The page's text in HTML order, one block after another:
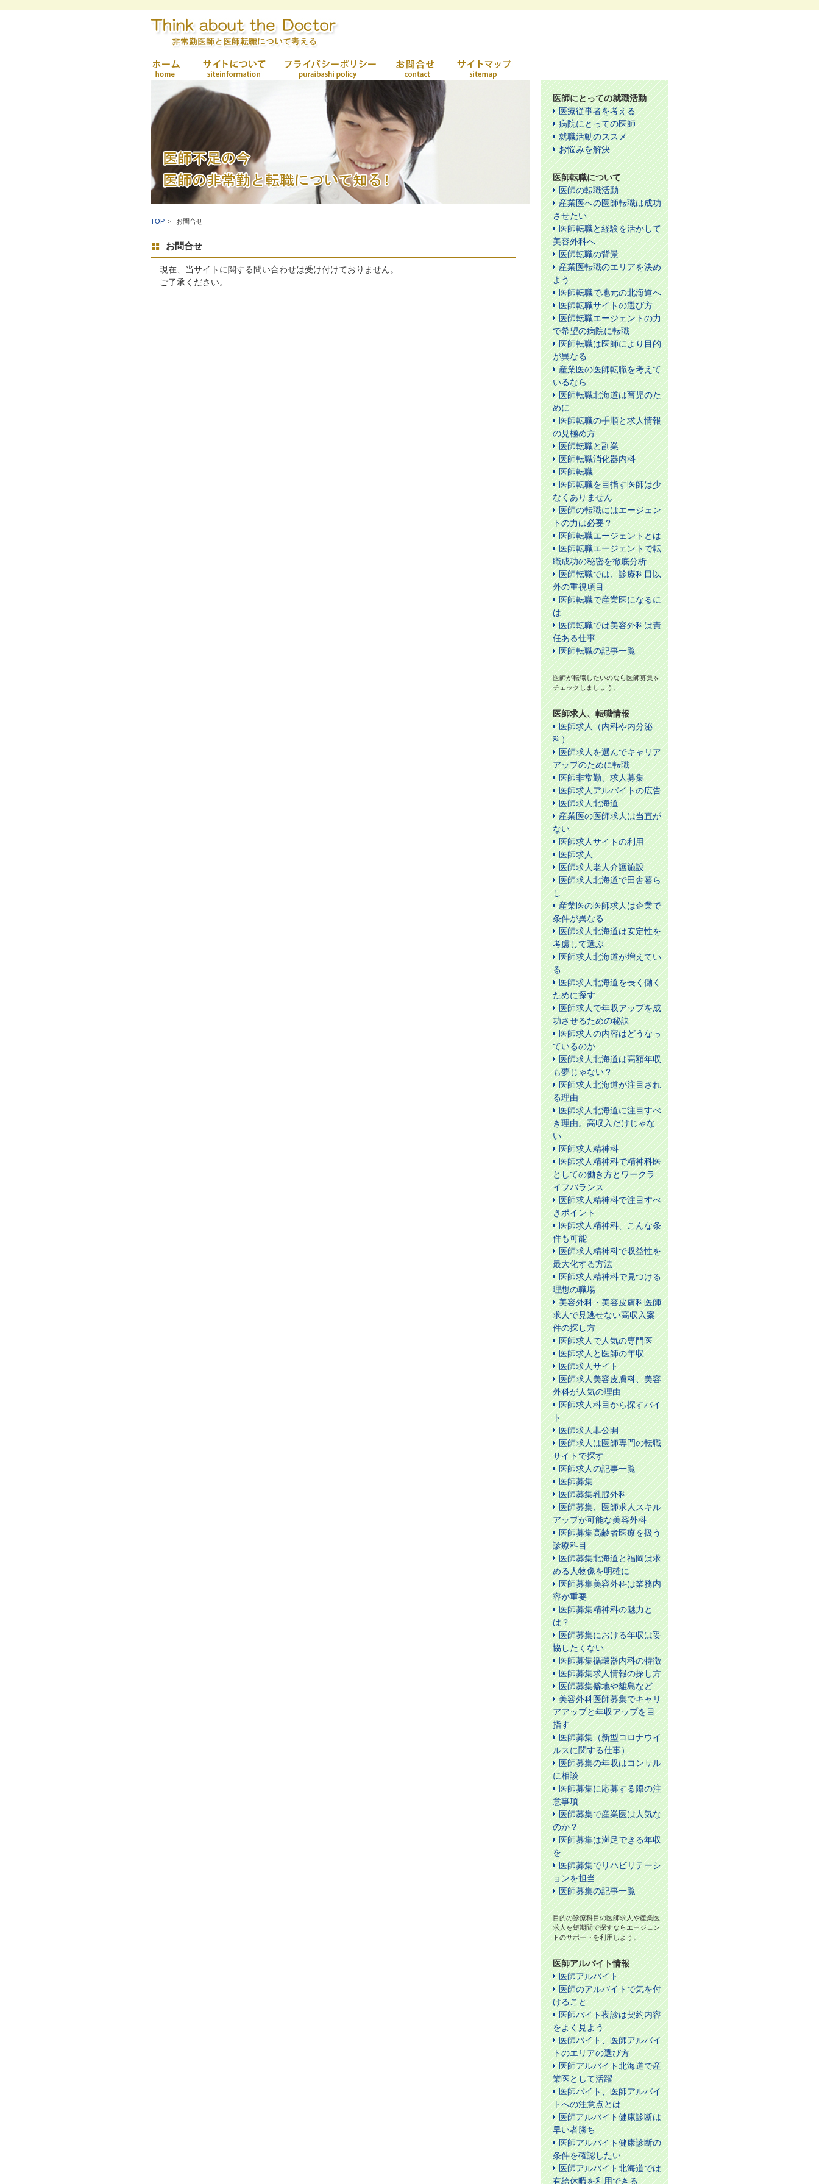
TOP お問合せ
お問合せ
現在、当サイトに関する問い合わせは受け付けておりません。
ご了承ください。
医師にとっての就職活動
医療従事者を考える
病院にとっての医師
就職活動のススメ
お悩みを解決
医師転職について
医師の転職活動
産業医への医師転職は成功
させたい
医師転職と経験を活かして
美容外科へ
医師転職の背景
産業医転職のエリアを決め
よう
医師転職で地元の北海道へ
医師転職サイトの選び方
医師転職エージェントの力
で希望の病院に転職
医師転職は医師により目的
が異なる
産業医の医師転職を考えて
いるなら
医師転職北海道は育児のた
めに
医師転職の手順と求人情報
の見極め方
医師転職と副業
医師転職消化器内科
医師転職
医師転職を目指す医師は少
なくありません
医師の転職にはエージェン
トの力は必要？
医師転職エージェントとは
医師転職エージェントで転
職成功の秘密を徹底分析
医師転職では、診療科目以
外の重視項目
医師転職で産業医になるに
は
医師転職では美容外科は責
任ある仕事
医師転職の記事一覧
医師が転職したいのなら医師募集を
チェックしましょう。
医師求人、転職情報
医師求人（内科や内分泌
科）
医師求人を選んでキャリア
アップのために転職
医師非常勤、求人募集
医師求人アルバイトの広告
医師求人北海道
産業医の医師求人は当直が
ない
医師求人サイトの利用
医師求人
医師求人老人介護施設
医師求人北海道で田舎暮ら
し
産業医の医師求人は企業で
条件が異なる
医師求人北海道は安定性を
考慮して選ぶ
医師求人北海道が増えてい
る
医師求人北海道を長く働く
ために探す
医師求人で年収アップを成
功させるための秘訣
医師求人の内容はどうなっ
ているのか
医師求人北海道は高額年収
も夢じゃない？
医師求人北海道が注目され
る理由
医師求人北海道に注目すべ
き理由。高収入だけじゃな
い
医師求人精神科
医師求人精神科で精神科医
としての働き方とワークラ
イフバランス
医師求人精神科で注目すべ
きポイント
医師求人精神科、こんな条
件も可能
医師求人精神科で収益性を
最大化する方法
医師求人精神科で見つける
理想の職場
美容外科・美容皮膚科医師
求人で見逃せない高収入案
件の探し方
医師求人で人気の専門医
医師求人と医師の年収
医師求人サイト
医師求人美容皮膚科、美容
外科が人気の理由
医師求人科目から探すバイ
ト
医師求人非公開
医師求人は医師専門の転職
サイトで探す
医師求人の記事一覧
医師募集
医師募集乳腺外科
医師募集、医師求人スキル
アップが可能な美容外科
医師募集高齢者医療を扱う
診療科目
医師募集北海道と福岡は求
める人物像を明確に
医師募集美容外科は業務内
容が重要
医師募集精神科の魅力と
は？
医師募集における年収は妥
協したくない
医師募集循環器内科の特徴
医師募集求人情報の探し方
医師募集僻地や離島など
美容外科医師募集でキャリ
アアップと年収アップを目
指す
医師募集（新型コロナウイ
ルスに関する仕事）
医師募集の年収はコンサル
に相談
医師募集に応募する際の注
意事項
医師募集で産業医は人気な
のか？
医師募集は満足できる年収
を
医師募集でリハビリテーシ
ョンを担当
医師募集の記事一覧
目的の診療科目の医師求人や産業医
求人を短期間で探すならエージェン
トのサポートを利用しよう。
医師アルバイト情報
医師アルバイト
医師のアルバイトで気を付
けること
医師バイト夜診は契約内容
をよく見よう
医師バイト、医師アルバイ
トのエリアの選び方
医師アルバイト北海道で産
業医として活躍
医師バイト、医師アルバイ
トへの注意点とは
医師アルバイト健康診断は
早い者勝ち
医師アルバイト健康診断の
条件を確認したい
医師アルバイト北海道では
有給休暇を利用できる